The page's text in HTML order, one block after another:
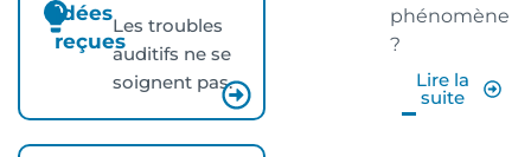
Idées
reçues
Les troubles
auditifs ne se
soignent pas.
phénomène
?
Lire la
suite